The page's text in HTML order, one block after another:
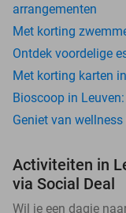
arrangementen
Met korting
Ontdek voordelige
Met korting karten
Bioscoop in
Geniet van
Activiteiten in
via Social Deal
Wil je een dagje